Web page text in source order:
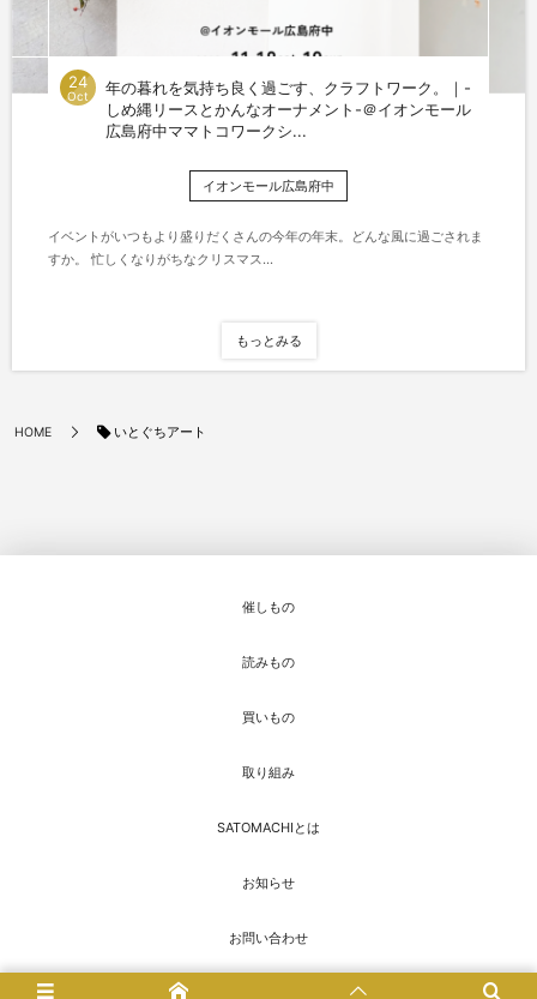
24
Oct
年の暮れを気持ち良く過ごす、クラフトワーク。｜-
しめ縄リースとかんなオーナメント-＠イオンモール
広島府中ママトコワークシ...
イオンモール広島府中
イベントがいつもより盛りだくさんの今年の年末。どんな風に過ごされま
すか。 忙しくなりがちなクリスマス...
もっとみる
HOME いとぐちアート
催しもの
読みもの
買いもの
取り組み
SATOMACHIとは
お知らせ
お問い合わせ